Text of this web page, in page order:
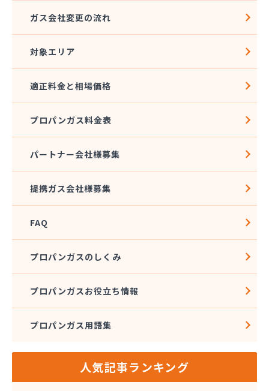
栄燃料合資会社
奥田米穀店
加藤燃料店
加藤豊昭
河村燃料店
角広ガス
割又商店
株式会社アドニス
株式会社あみや商事 本社
株式会社エイチティーピー
株式会社エイチティーピー
株式会社エス・アイ東海
株式会社オーテック
株式会社オーテック 西三河営業所
株式会社ガスキット
株式会社ガステム
株式会社ガスパル 岡崎販売所
株式会社カネコ
ガス会社変更の流れ
対象エリア
適正料金と相場価格
プロパンガス料金表
パートナー会社様募集
提携ガス会社様募集
FAQ
プロパンガスのしくみ
プロパンガスお役立ち情報
プロパンガス用語集
人気記事ランキング